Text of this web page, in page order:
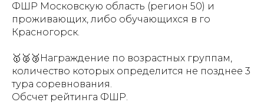
ФШР Московскую область (регион 50) и
проживающих, либо обучающихся в го
Красногорск.
🥇🥈🥉Награждение по возрастных группам,
количество которых определится не позднее 3
тура соревнования.
Обсчет рейтинга ФШР.